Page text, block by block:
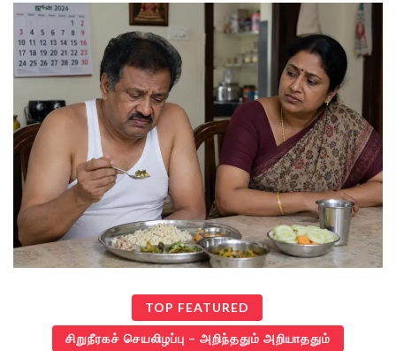
TOP FEATURED
சிறுநீரகச் செயலிழப்பு – அறிந்ததும் அறியாததும்